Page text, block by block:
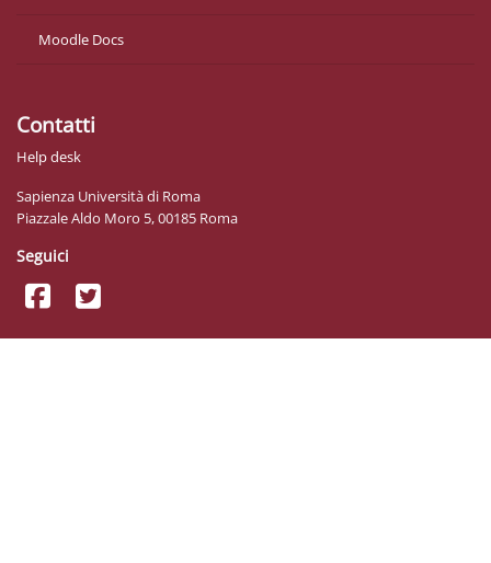
Moodle Docs
Contatti
Help desk
Sapienza Università di Roma
Piazzale Aldo Moro 5, 00185 Roma
Seguici